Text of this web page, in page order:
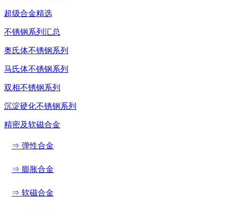
超级合金精选
不锈钢系列汇总
奥氏体不锈钢系列
马氏体不锈钢系列
双相不锈钢系列
沉淀硬化不锈钢系列
精密及软磁合金
⇒ 弹性合金
⇒ 膨胀合金
⇒ 软磁合金